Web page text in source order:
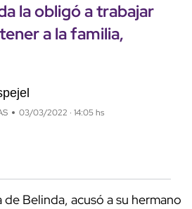
la obligó a trabajar
a la familia,
03/03/2022 · 14:05 hs
Belinda, acusó a su hermano